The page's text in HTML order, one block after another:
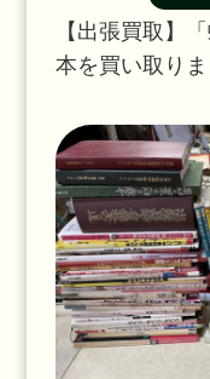
【出張買取】
本を買い取りま